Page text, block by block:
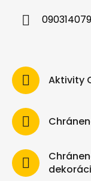
Aktivity